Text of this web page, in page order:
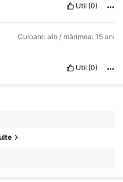
Util (0)
Culoare: alb / mărimea: 15 ani
Util (0)